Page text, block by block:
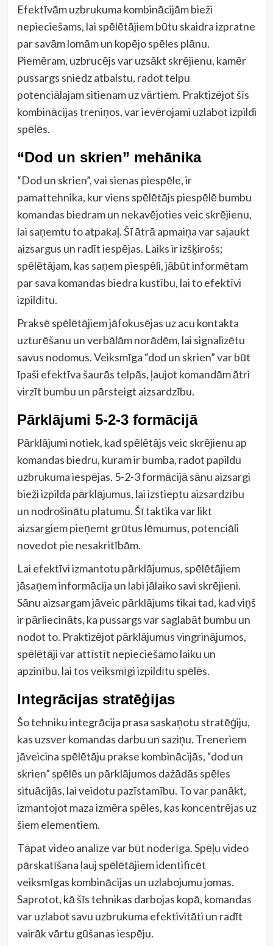
Efektīvām uzbrukuma kombinācijām bieži
nepieciešams, lai spēlētājiem būtu skaidra izpratne
par savām lomām un kopējo spēles plānu.
Piemēram, uzbrucējs var uzsākt skrējienu, kamēr
pussargs sniedz atbalstu, radot telpu
potenciālajam sitienam uz vārtiem. Praktizējot šīs
kombinācijas treniņos, var ievērojami uzlabot izpildi
spēlēs.
“Dod un skrien” mehānika
“Dod un skrien”, vai sienas piespēle, ir
pamattehnika, kur viens spēlētājs piespēlē bumbu
komandas biedram un nekavējoties veic skrējienu,
lai saņemtu to atpakaļ. Šī ātrā apmaiņa var sajaukt
aizsargus un radīt iespējas. Laiks ir izšķirošs;
spēlētājam, kas saņem piespēli, jābūt informētam
par sava komandas biedra kustību, lai to efektīvi
izpildītu.
Praksē spēlētājiem jāfokusējas uz acu kontakta
uzturēšanu un verbālām norādēm, lai signalizētu
savus nodomus. Veiksmīga “dod un skrien” var būt
īpaši efektīva šaurās telpās, ļaujot komandām ātri
virzīt bumbu un pārsteigt aizsardzību.
Pārklājumi 5-2-3 formācijā
Pārklājumi notiek, kad spēlētājs veic skrējienu ap
komandas biedru, kuram ir bumba, radot papildu
uzbrukuma iespējas. 5-2-3 formācijā sānu aizsargi
bieži izpilda pārklājumus, lai izstieptu aizsardzību
un nodrošinātu platumu. Šī taktika var likt
aizsargiem pieņemt grūtus lēmumus, potenciāli
novedot pie nesakritībām.
Lai efektīvi izmantotu pārklājumus, spēlētājiem
jāsaņem informācija un labi jālaiko savi skrējieni.
Sānu aizsargam jāveic pārklājums tikai tad, kad viņš
ir pārliecināts, ka pussargs var saglabāt bumbu un
nodot to. Praktizējot pārklājumus vingrinājumos,
spēlētāji var attīstīt nepieciešamo laiku un
apzinību, lai tos veiksmīgi izpildītu spēlēs.
Integrācijas stratēģijas
Šo tehniku integrācija prasa saskaņotu stratēģiju,
kas uzsver komandas darbu un saziņu. Treneriem
jāveicina spēlētāju prakse kombinācijās, “dod un
skrien” spēlēs un pārklājumos dažādās spēles
situācijās, lai veidotu pazīstamību. To var panākt,
izmantojot maza izmēra spēles, kas koncentrējas uz
šiem elementiem.
Tāpat video analīze var būt noderīga. Spēļu video
pārskatīšana ļauj spēlētājiem identificēt
veiksmīgas kombinācijas un uzlabojumu jomas.
Saprotot, kā šīs tehnikas darbojas kopā, komandas
var uzlabot savu uzbrukuma efektivitāti un radīt
vairāk vārtu gūšanas iespēju.